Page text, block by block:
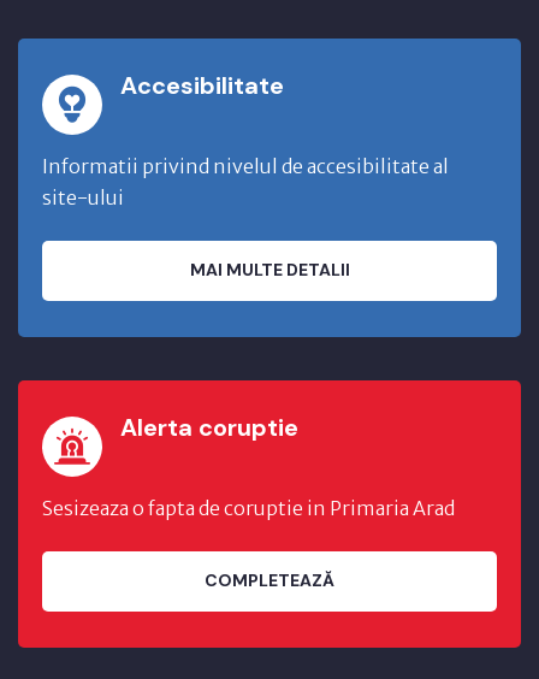
Accesibilitate
Informatii privind nivelul de accesibilitate al
site-ului
MAI MULTE DETALII
Alerta coruptie
Sesizeaza o fapta de coruptie in Primaria Arad
COMPLETEAZĂ